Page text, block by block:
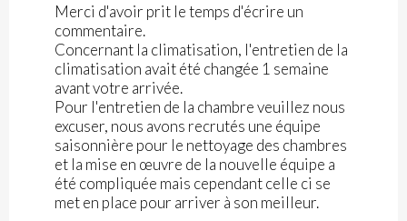
Merci d'avoir prit le temps d'écrire un
commentaire.
Concernant la climatisation, l'entretien de la
climatisation avait été changée 1 semaine
avant votre arrivée.
Pour l'entretien de la chambre veuillez nous
excuser, nous avons recrutés une équipe
saisonnière pour le nettoyage des chambres
et la mise en œuvre de la nouvelle équipe a
été compliquée mais cependant celle ci se
met en place pour arriver à son meilleur.